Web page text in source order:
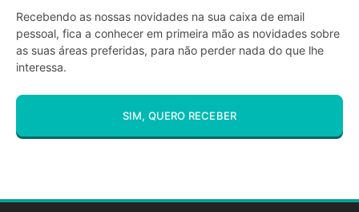
Recebendo as nossas novidades na sua caixa de email
pessoal, fica a conhecer em primeira mão as novidades sobre
as suas áreas preferidas, para não perder nada do que lhe
interessa.
SIM, QUERO RECEBER